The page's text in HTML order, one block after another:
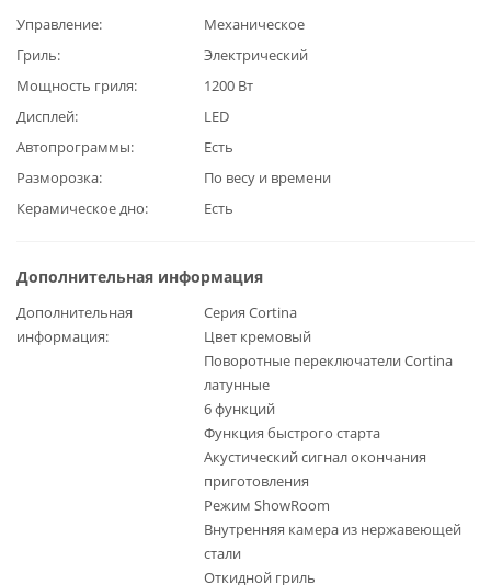
Управление
Механическое
Гриль
Электрический
Мощность гриля
1200 Вт
Дисплей
LED
Автопрограммы
Есть
Разморозка
По весу и времени
Керамическое дно
Есть
Дополнительная информация
Дополнительная
информация
Cерия Сortina
Цвет кремовый
Поворотные переключатели Cortina
латунные
6 функций
Функция быстрого старта
Акустический сигнал окончания
приготовления
Режим ShowRoom
Внутренняя камера из нержавеющей
стали
Откидной гриль